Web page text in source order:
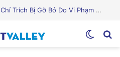
Nguyên Nhân Gây Nổ Tên Lửa Trên Bệ Phóng: Hé Lộ Từ Blue Origin